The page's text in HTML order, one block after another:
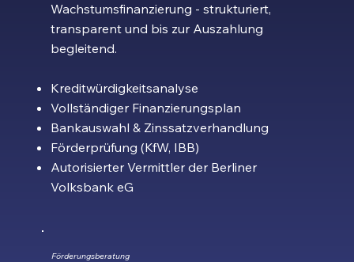
Wachstumsfinanzierung - strukturiert,
transparent und bis zur Auszahlung
begleitend.
Kreditwürdigkeitsanalyse
Vollständiger Finanzierungsplan
Bankauswahl & Zinssatzverhandlung
Förderprüfung (KfW, IBB)
Autorisierter Vermittler der Berliner
Volksbank eG
Förderungsberatung